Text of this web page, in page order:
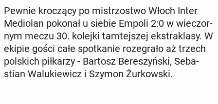
Pewnie kro­czą­cy po mi­strzo­stwo Włoch Inter
Me­dio­lan pokonał u siebie Empoli 2:0 w wie­czor­
nym meczu 30. kolejki tam­tej­szej eks­tra­kla­sy. W
ekipie gości całe spo­tka­nie ro­ze­gra­ło aż trzech
pol­skich pił­ka­rzy - Bartosz Be­re­szyń­ski, Se­ba­
stian Wa­lu­kie­wicz i Szymon Żur­kow­ski.